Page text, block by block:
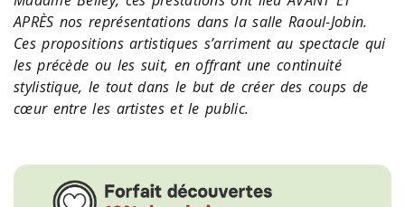
APRÈS nos représentations dans la salle Raoul-Jobin.
Ces propositions artistiques s’arriment au spectacle qui
les précède ou les suit, en offrant une continuité
stylistique, le tout dans le but de créer des coups de
cœur entre les artistes et le public.